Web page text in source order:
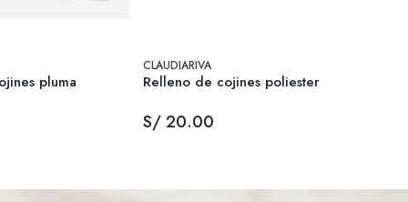
pluma
CLAUDIARIVA
Relleno de cojines poliester
S/ 20.00